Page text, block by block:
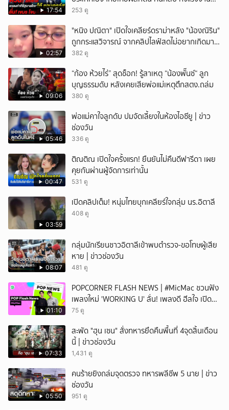
17:54
ถูก-ผิดกฎหมาย
253 ดู
02:57
"หนิง ปณิตา" เปิดใจเคลียร์ดราม่าหลัง "น้องณิริน"
ถูกกระแสวิจารณ์ จากคลิปไลฟ์สดไม่อยากเกิดมา
หน้าเหมือนพ่อ
382 ดู
09:06
“ก้อง ห้วยไร่” สุดช็อก! รู้สาเหตุ “น้องพั๊นซ์“ ลูก
บุญธรรมดับ หลังเคยเสียพ่อแม่เหตุตึกสตง.ถล่ม
380 ดู
05:46
พ่อแม่คาใจลูกดับ ปมจัดเลี้ยงในห้องไอซียู | ข่าว
ช่องวัน
336 ดู
00:47
ติณติณ เปิดใจครั้งแรก! ยืนยันไม่คืนดีฟารีดา เผย
คุยกันผ่านผู้จัดการเท่านั้น
531 ดู
03:59
เปิดคลิปเต็ม! หนุ่มไทยบุกเคลียร์ใจกลุ่ม นร.อิตาลี
408 ดู
08:07
กลุ่มนักเรียนชาวอิตาลีเข้าพบตำรวจ-ขอโทษผู้เสีย
หาย | ข่าวช่องวัน
481 ดู
01:10
POPCORNER FLASH NEWS | #MicMac ชวนฟัง
เพลงใหม่ 'WORKING U' ลั่น! เพลงดี ฮีลใจ เปิด
ฟังได้ทุกสถานการณ์
75 ดู
07:33
สะพัด "ฮุน เซน" สั่งทหารยึดคืนพื้นที่ 4จุดสิ้นเดือน
นี้ | ข่าวช่องวัน
1,431 ดู
05:50
คนร้ายยิงถล่มจุดตรวจ ทหารพลีชีพ 5 นาย | ข่าว
ช่องวัน
951 ดู
ยกเลิก